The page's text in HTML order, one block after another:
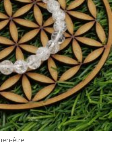
être